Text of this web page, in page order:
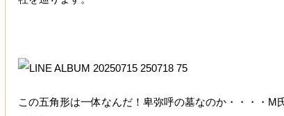
この五角形は一体なんだ！卑弥呼の墓なのか・・・・M